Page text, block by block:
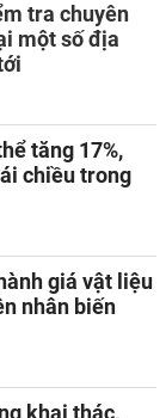
tra chuyên
một số địa
tăng 17%,
chiều trong
giá vật liệu
nhân biến
khai thác,